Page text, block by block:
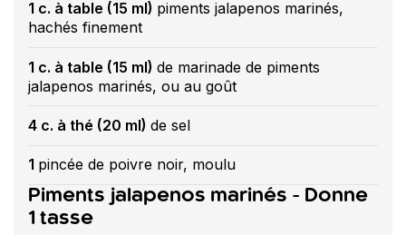
1 c. à table (15 ml) piments jalapenos marinés,
hachés finement
1 c. à table (15 ml) de marinade de piments
jalapenos marinés, ou au goût
4 c. à thé (20 ml) de sel
1 pincée de poivre noir, moulu
Piments jalapenos marinés - Donne
1 tasse